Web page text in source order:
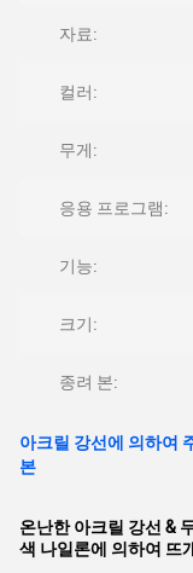
자료:
컬러:
무게:
응용 프로그램:
기능:
크기:
종려 본:
아크릴 강선에 의하여
본
온난한 아크릴 강선 &
색 나일론에 의하여 뜨